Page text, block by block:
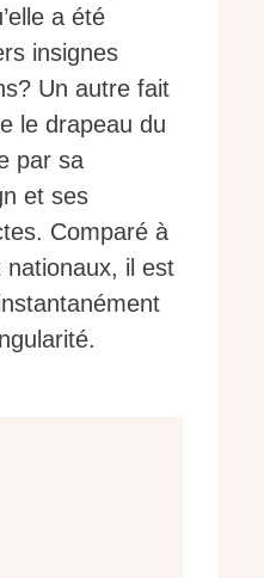
a été
insignes
Un autre fait
le drapeau du
par sa
et ses
Comparé à
nationaux, il est